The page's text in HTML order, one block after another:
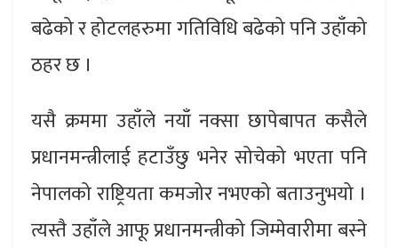
बढेको र होटलहरुमा गतिविधि बढेको पनि उहाँको
ठहर छ ।
यसै क्रममा उहाँले नयाँ नक्सा छापेबापत कसैले
प्रधानमन्त्रीलाई हटाउँछु भनेर सोचेको भएता पनि
नेपालको राष्ट्रियता कमजोर नभएको बताउनुभयो ।
त्यस्तै उहाँले आफू प्रधानमन्त्रीको जिम्मेवारीमा बस्ने